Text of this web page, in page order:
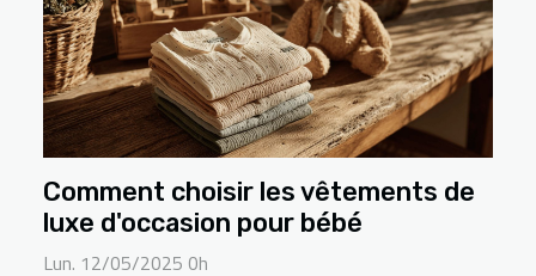
Comment choisir les vêtements de
luxe d'occasion pour bébé
Lun. 12/05/2025 0h